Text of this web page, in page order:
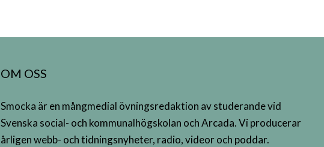
OM OSS
Smocka är en mångmedial övningsredaktion av studerande vid
Svenska social- och kommunalhögskolan och Arcada. Vi producerar
årligen webb- och tidningsnyheter, radio, videor och poddar.